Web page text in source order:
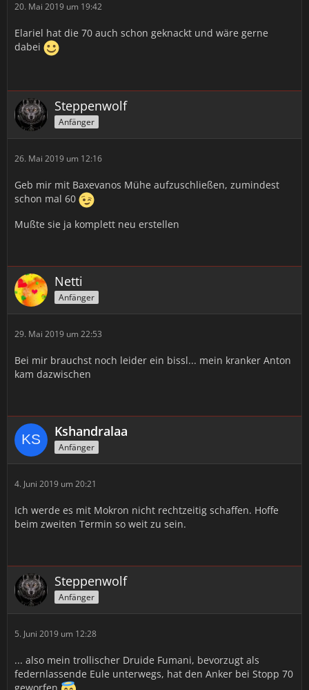
20. Mai 2019 um 19:42
Elariel hat die 70 auch schon geknackt und wäre gerne
dabei
Steppenwolf
Anfänger
26. Mai 2019 um 12:16
Geb mir mit Baxevanos Mühe aufzuschließen, zumindest
schon mal 60
Mußte sie ja komplett neu erstellen
Netti
Anfänger
29. Mai 2019 um 22:53
Bei mir brauchst noch leider ein bissl... mein kranker Anton
kam dazwischen
Kshandralaa
Anfänger
4. Juni 2019 um 20:21
Ich werde es mit Mokron nicht rechtzeitig schaffen. Hoffe
beim zweiten Termin so weit zu sein.
Steppenwolf
Anfänger
5. Juni 2019 um 12:28
... also mein trollischer Druide Fumani, bevorzugt als
federnlassende Eule unterwegs, hat den Anker bei Stopp 70